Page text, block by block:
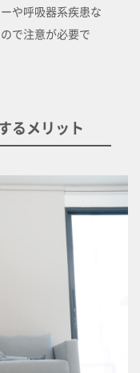
や呼吸器系疾患な
で注意が必要で
るメリット